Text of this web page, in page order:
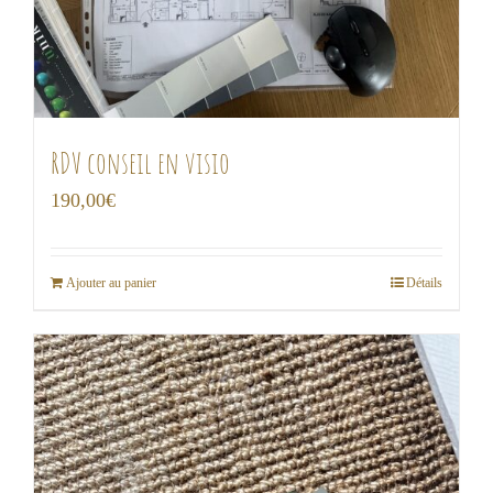
RDV conseil en visio
190,00€
Ajouter au panier Détails